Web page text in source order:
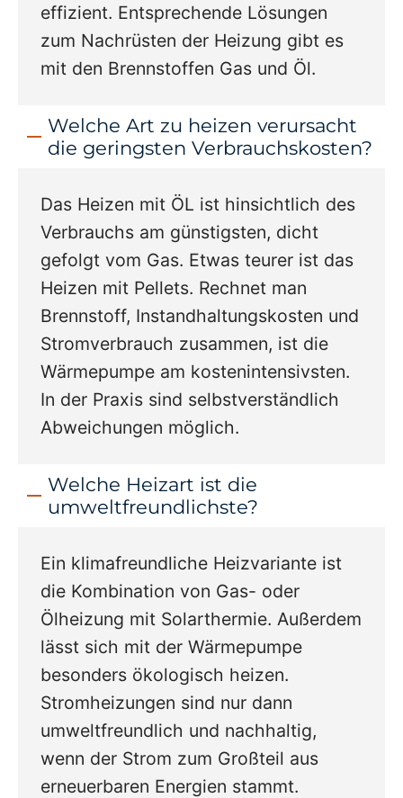
effizient. Entsprechende Lösungen
zum Nachrüsten der Heizung gibt es
mit den Brennstoffen Gas und Öl.
Welche Art zu heizen verursacht
die geringsten Verbrauchskosten?
Das Heizen mit ÖL ist hinsichtlich des
Verbrauchs am günstigsten, dicht
gefolgt vom Gas. Etwas teurer ist das
Heizen mit Pellets. Rechnet man
Brennstoff, Instandhaltungskosten und
Stromverbrauch zusammen, ist die
Wärmepumpe am kostenintensivsten.
In der Praxis sind selbstverständlich
Abweichungen möglich.
Welche Heizart ist die
umweltfreundlichste?
Ein klimafreundliche Heizvariante ist
die Kombination von Gas- oder
Ölheizung mit Solarthermie. Außerdem
lässt sich mit der Wärmepumpe
besonders ökologisch heizen.
Stromheizungen sind nur dann
umweltfreundlich und nachhaltig,
wenn der Strom zum Großteil aus
erneuerbaren Energien stammt.